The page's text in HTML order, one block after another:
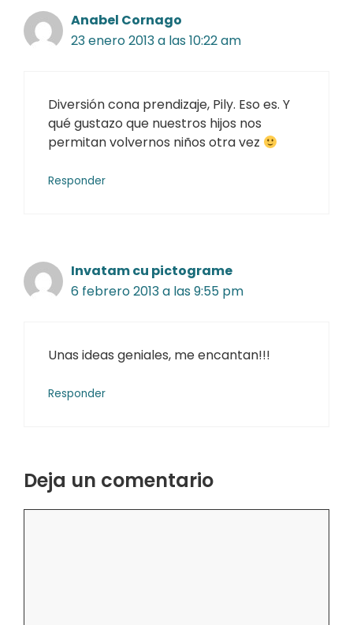
Anabel Cornago
23 enero 2013 a las 10:22 am
Diversión cona prendizaje, Pily. Eso es. Y
qué gustazo que nuestros hijos nos
permitan volvernos niños otra vez
Responder
Invatam cu pictograme
6 febrero 2013 a las 9:55 pm
Unas ideas geniales, me encantan!!!
Responder
Deja un comentario